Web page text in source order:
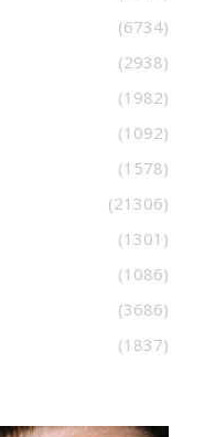
(6734)
(2938)
(1982)
(1092)
(1578)
(21306)
(1301)
(1086)
(3686)
(1837)